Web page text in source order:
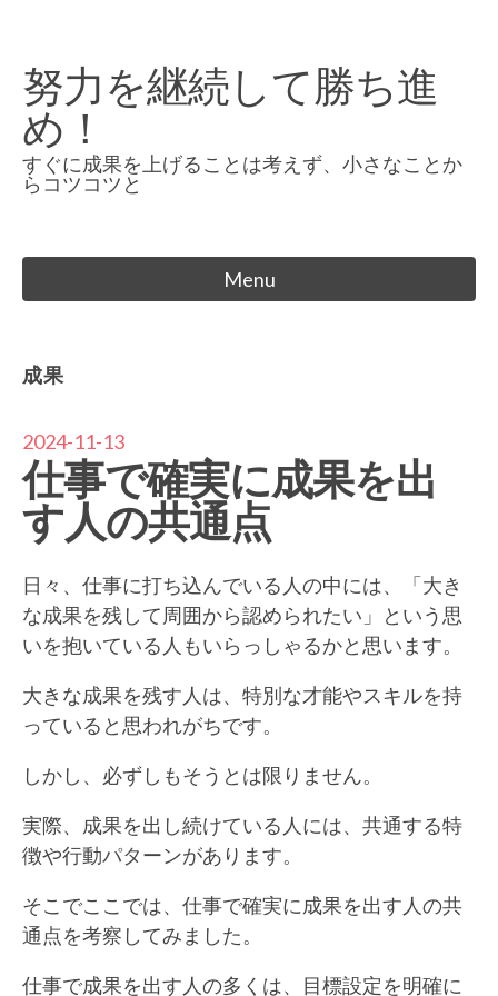
content
努力を継続して勝ち進
め！
すぐに成果を上げることは考えず、小さなことか
らコツコツと
Menu
成果
2024-11-13
仕事で確実に成果を出
す人の共通点
日々、仕事に打ち込んでいる人の中には、「大き
な成果を残して周囲から認められたい」という思
いを抱いている人もいらっしゃるかと思います。
大きな成果を残す人は、特別な才能やスキルを持
っていると思われがちです。
しかし、必ずしもそうとは限りません。
実際、成果を出し続けている人には、共通する特
徴や行動パターンがあります。
そこでここでは、仕事で確実に成果を出す人の共
通点を考察してみました。
仕事で成果を出す人の多くは、目標設定を明確に